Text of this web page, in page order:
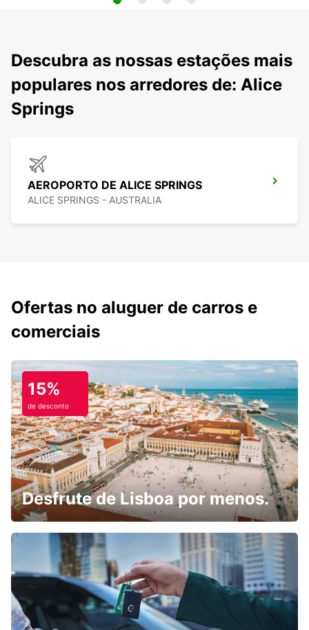
Descubra as nossas estações mais
populares nos arredores de: Alice
Springs
AEROPORTO DE ALICE SPRINGS
ALICE SPRINGS - AUSTRALIA
Ofertas no aluguer de carros e
comerciais
15%
de desconto
Desfrute de Lisboa por menos.